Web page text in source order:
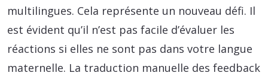
multilingues. Cela représente un nouveau défi. Il
est évident qu’il n’est pas facile d’évaluer les
réactions si elles ne sont pas dans votre langue
maternelle. La traduction manuelle des feedback